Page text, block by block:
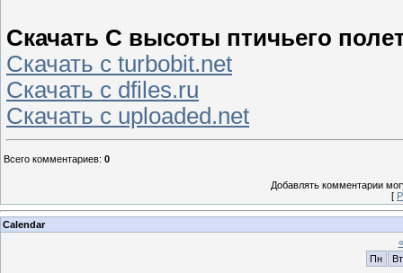
Скачать С высоты птичьего
Скачать с turbobit.net
Скачать с dfiles.ru
Скачать с uploaded.net
Всего комментариев: 0
Добавлять комментарии
[
Calendar
«
Пн
Вт